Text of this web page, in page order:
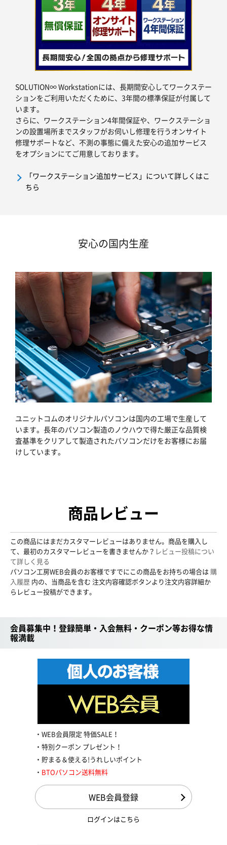
SOLUTION∞ Workstationには、長期間安心してワークステー
ションをご利用いただくために、3年間の標準保証が付属して
います。
さらに、ワークステーション4年間保証や、ワークステーショ
ンの設置場所までスタッフがお伺いし修理を行うオンサイト
修理サポートなど、不測の事態に備えた安心の追加サービス
をオプションにてご用意しております。
「ワークステーション追加サービス」について詳しくはこ
ちら
安心の国内生産
ユニットコムのオリジナルパソコンは国内の工場で生産して
います。長年のパソコン製造のノウハウで得た厳正な品質検
査基準をクリアして製造されたパソコンだけをお客様にお届
けしています。
商品レビュー
この商品にはまだカスタマーレビューはありません。商品を購入し
て、最初のカスタマーレビューを書きませんか？ レビュー投稿につい
て詳しく見る
パソコン工房WEB会員のお客様ですでにこの商品をお持ちの場合は 購
入履歴 内の、当商品を含む 注文内容確認ボタンより注文内容詳細か
らレビュー投稿ができます。
会員募集中！登録簡単・入会無料・クーポン等お得な情
報満載
WEB会員限定 特価SALE！
特別クーポン プレゼント！
貯まる＆使える!うれしいポイント
BTOパソコン送料無料
WEB会員登録
ログインはこちら